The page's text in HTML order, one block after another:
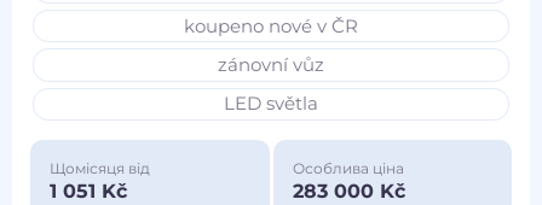
koupeno nové v ČR
zánovní vůz
LED světla
Щомісяця від
1 051 Kč
Особлива ціна
283 000 Kč